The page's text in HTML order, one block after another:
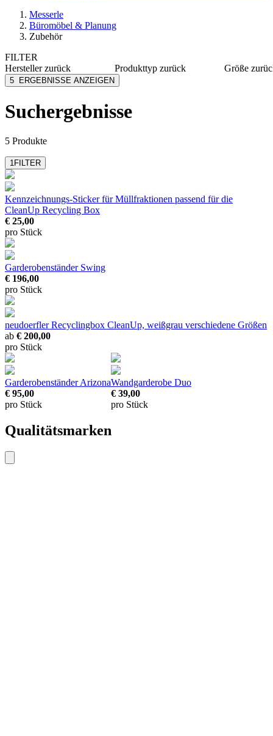
Messerle
Büromöbel & Planung
Zubehör
FILTER
Herstellerzurück
Caimi
Nowy Styl
Produkttyp zurück
Größe
5 ERGEBNISSE ANZEIGEN
Suchergebnisse
5 Produkte
1FILTER
Kennzeichnungs-Sticker für Müllfraktionen passend für die
CleanUp Recycling Box
€ 25,00
pro Stück
Garderobenständer Swing
€ 196,00
pro Stück
neudoerfler Recyclingbox CleanUp, weißgrau verschiedene Größen
ab € 200,00
pro Stück
Garderobenständer Arizona
€ 95,00
pro Stück
Wandgarderobe Duo
€ 39,00
pro Stück
Qualitätsmarken